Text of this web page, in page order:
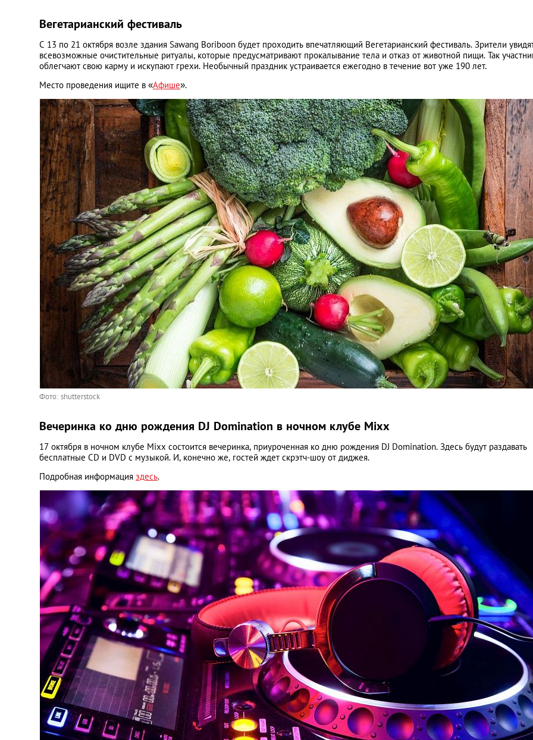
Вегетарианский фестиваль
С 13 по 21 октября возле здания Sawang Boriboon будет проходить впечатляющий Вегетарианский фестиваль. Зрители
всевозможные очистительные ритуалы, которые предусматривают прокалывание тела и отказ от животной пищи. Так
облегчают свою карму и искупают грехи. Необычный праздник устраивается ежегодно в течение вот уже 190 лет.
Место проведения ищите в «Афише».
Фото: shutterstock
Вечеринка ко дню рождения DJ Domination в ночном клубе Mixx
17 октября в ночном клубе Mixx состоится вечеринка, приуроченная ко дню рождения DJ Domination. Здесь будут раздавать
бесплатные CD и DVD с музыкой. И, конечно же, гостей ждет скрэтч-шоу от диджея.
Подробная информация здесь.